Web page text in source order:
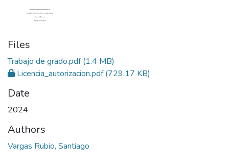
Files
Trabajo de grado.pdf(1.4 MB)
Licencia_autorizacion.pdf(729.17 KB)
Date
2024
Authors
Vargas Rubio, Santiago